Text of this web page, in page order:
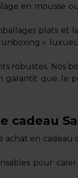
en mousse
plats et
»
robustes. Nos
garantit que le
cadeau
en cadeau
pour